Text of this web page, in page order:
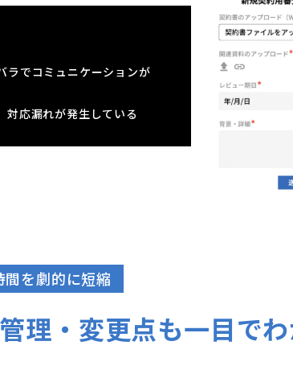
ラでコミュニケーションが
対応漏れが発生している
を劇的に短縮
理・変更点も一目で